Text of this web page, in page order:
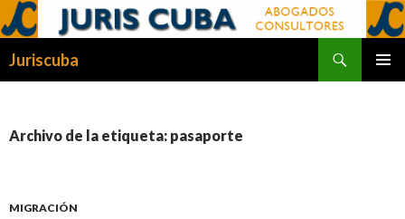
Juriscuba
Archivo de la etiqueta: pasaporte
MIGRACIÓN